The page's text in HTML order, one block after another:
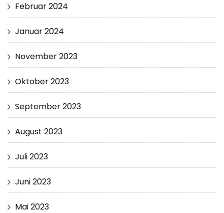
Februar 2024
Januar 2024
November 2023
Oktober 2023
September 2023
August 2023
Juli 2023
Juni 2023
Mai 2023